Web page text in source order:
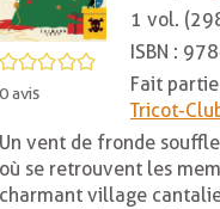
5
0avis
1 vol.
ISBN :
Fait
Tricot-
Un vent de fronde
où se retrouvent les
charmant village